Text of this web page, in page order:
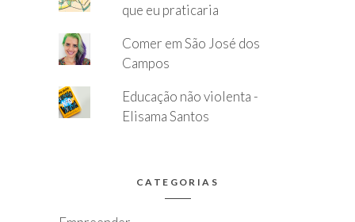
que eu praticaria
Comer em São José dos
Campos
Educação não violenta -
Elisama Santos
CATEGORIAS